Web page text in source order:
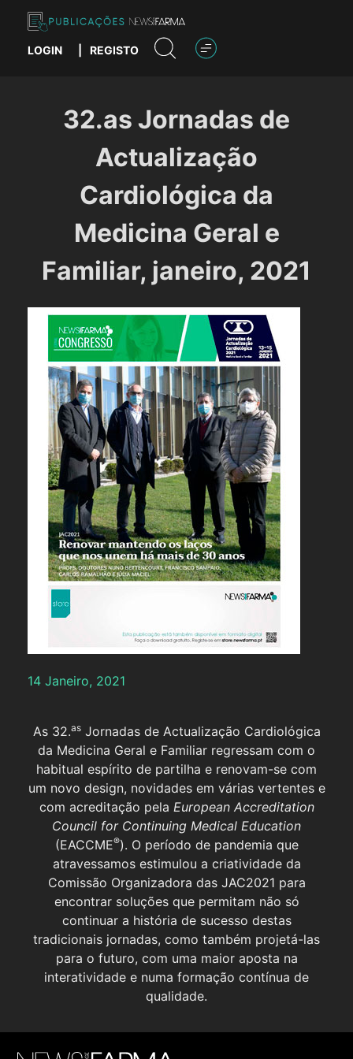
content
Publicações News Farma
LOGIN REGISTO
32.as Jornadas de
Actualização
Cardiológica da
Medicina Geral e
Familiar, janeiro, 2021
14 Janeiro, 2021
As 32.asJornadas de Actualização Cardiológica
da Medicina Geral e Familiar regressam com o
habitual espírito de partilha e renovam-se com
um novo design, novidades em várias vertentes e
com acreditação pela European Accreditation
Council for Continuing Medical Education
(EACCME®). O período de pandemia que
atravessamos estimulou a criatividade da
Comissão Organizadora das JAC2021 para
encontrar soluções que permitam não só
continuar a história de sucesso destas
tradicionais jornadas, como também projetá-las
para o futuro, com uma maior aposta na
interatividade e numa formação contínua de
qualidade.